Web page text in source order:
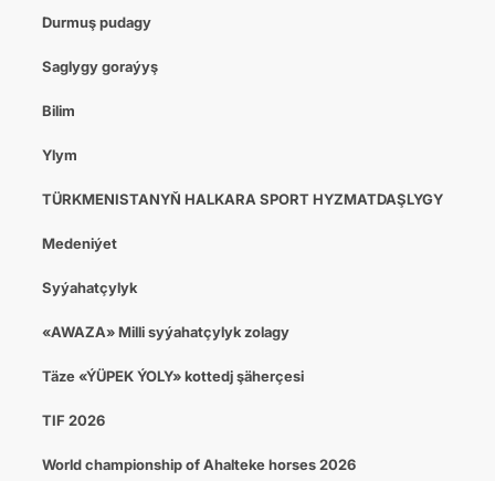
Durmuş pudagy
Saglygy goraýyş
Bilim
Ylym
TÜRKMENISTANYŇ HALKARA SPORT HYZMATDAŞLYGY
Medeniýet
Syýahatçylyk
«AWAZA» Milli syýahatçylyk zolagy
Täze «ÝÜPEK ÝOLY» kottedj şäherçesi
TIF 2026
World championship of Ahalteke horses 2026